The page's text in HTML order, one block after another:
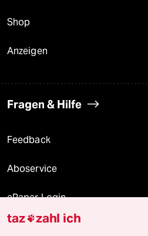
Shop
Anzeigen
Fragen & Hilfe
Feedback
Aboservice
ePaper Login
Downloads für Abonnierende
taz zahl ich